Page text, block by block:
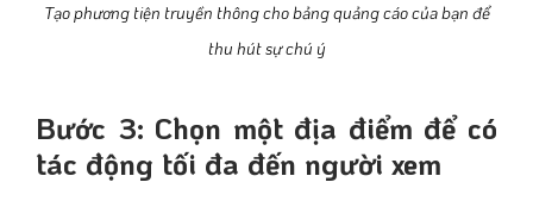
Tạo phương tiện truyền thông cho bảng quảng cáo của bạn để
thu hút sự chú ý
Bước 3: Chọn một địa điểm để có
tác động tối đa đến người xem